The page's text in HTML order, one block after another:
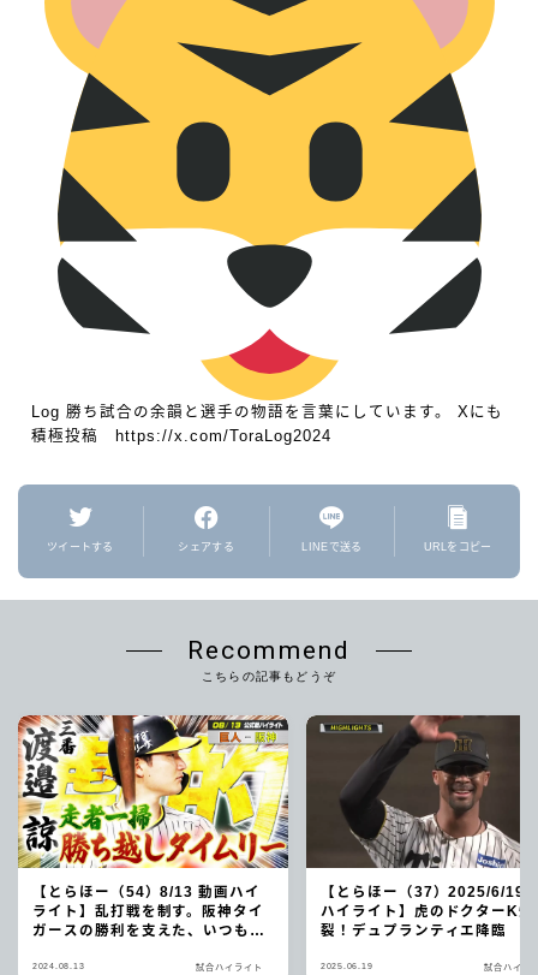
Log 勝ち試合の余韻と選手の物語を言葉にしています。 Xにも
積極投稿 https://x.com/ToraLog2024
ツイートする シェアする LINEで送る URLをコピー
Recommend
こちらの記事もどうぞ
【とらほー（54）8/13 動画ハイ
ライト】乱打戦を制す。阪神タイ
ガースの勝利を支えた、いつもは
2024.08.13 試合ハイライト
【とらほー（37）2025/6/19
ハイライト】虎のドクターK炸
裂！デュプランティエ降臨
2025.06.19 試合ハイラ